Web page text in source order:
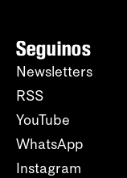
Seguinos
Newsletters
RSS
YouTube
WhatsApp
Instagram